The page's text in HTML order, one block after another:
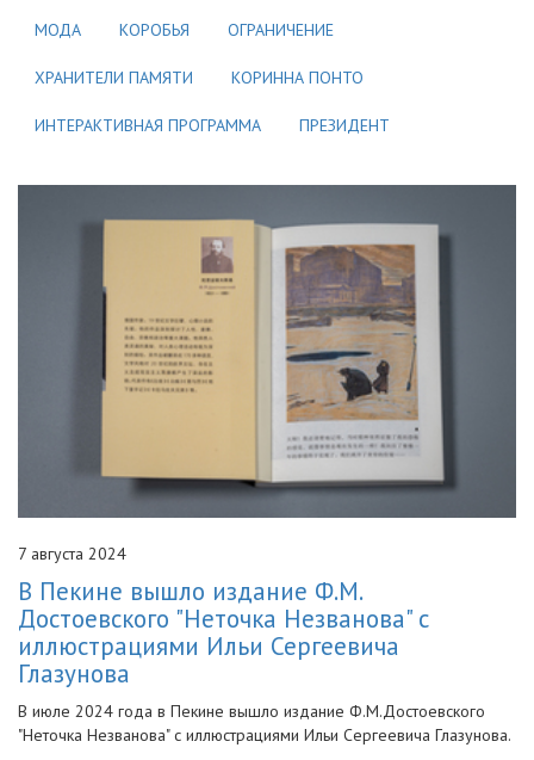
МОДА КОРОБЬЯ ОГРАНИЧЕНИЕ
ХРАНИТЕЛИ ПАМЯТИ КОРИННА ПОНТО
ИНТЕРАКТИВНАЯ ПРОГРАММА ПРЕЗИДЕНТ
7 августа 2024
В Пекине вышло издание Ф.М.
Достоевского "Неточка Незванова" с
иллюстрациями Ильи Сергеевича
Глазунова
В июле 2024 года в Пекине вышло издание Ф.М.Достоевского
"Неточка Незванова" с иллюстрациями Ильи Сергеевича Глазунова.